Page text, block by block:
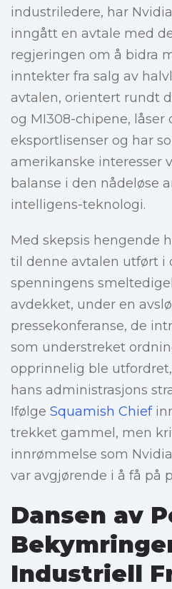
industriledere, har
inngått en avtale med
regjeringen om å bidra
inntekter fra salg av
avtalen, orientert rundt
og MI308-chipene, låser
eksportlisenser og har
amerikanske interesser
balanse i den nådeløse
intelligens-teknologi.
Med skepsis hengende
til denne avtalen utført i
spenningens
avdekket, under en
pressekonferanse, de
som understreket
opprinnelig ble
hans administrasjons
Ifølge Squamish Chief
trekket gammel, men
innrømmelse som
var avgjørende i å få på
Dansen av
Industriell